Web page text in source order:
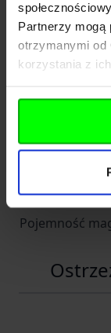
Partnerzy mogą
otrzymanymi od
korzystania z ich
Długość Lufy
Mechanizm
Kaliber
Skok Gwintu
Pojemność